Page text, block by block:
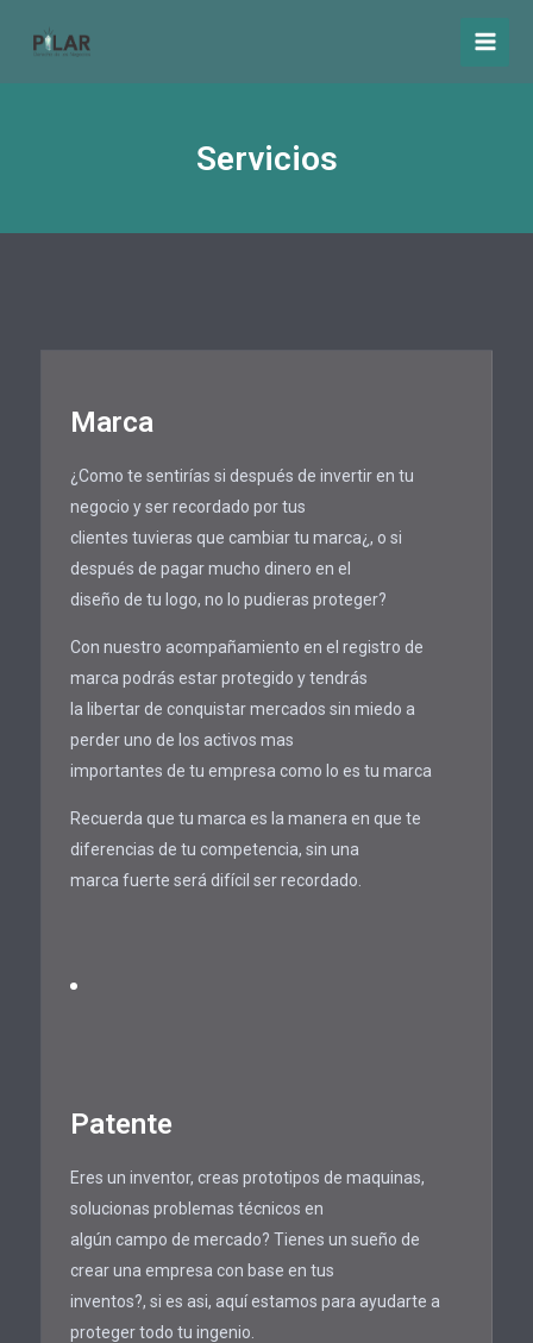
Servicios
Marca
¿Como te sentirías si después de invertir en tu
negocio y ser recordado por tus
clientes tuvieras que cambiar tu marca¿, o si
después de pagar mucho dinero en el
diseño de tu logo, no lo pudieras proteger?
Con nuestro acompañamiento en el registro de
marca podrás estar protegido y tendrás
la libertar de conquistar mercados sin miedo a
perder uno de los activos mas
importantes de tu empresa como lo es tu marca
Recuerda que tu marca es la manera en que te
diferencias de tu competencia, sin una
marca fuerte será difícil ser recordado.
Patente
Eres un inventor, creas prototipos de maquinas,
solucionas problemas técnicos en
algún campo de mercado? Tienes un sueño de
crear una empresa con base en tus
inventos?, si es asi, aquí estamos para ayudarte a
proteger todo tu ingenio.